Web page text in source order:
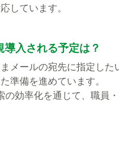
しています。
入される予定は？
メールの宛先に指定した
準備を進めています。
効率化を通じて、職員